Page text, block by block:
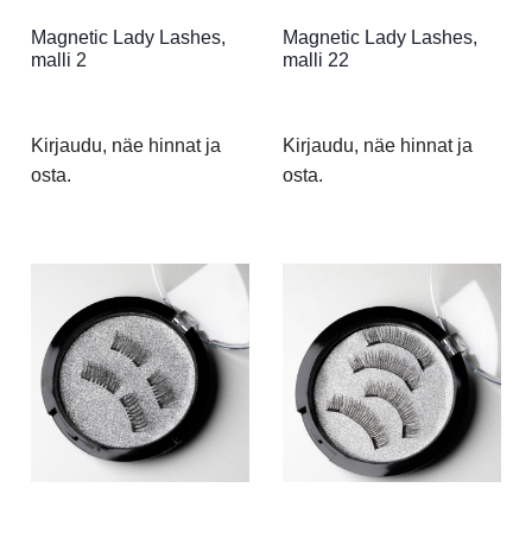
Magnetic Lady Lashes,
malli 2
Kirjaudu, näe hinnat ja
osta.
Magnetic Lady Lashes,
malli 22
Kirjaudu, näe hinnat ja
osta.